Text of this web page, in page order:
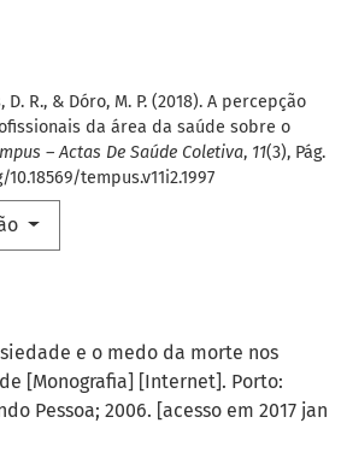
D. R., & Dóro, M. P. (2018). A percepção
da área da saúde sobre o
– Actas De Saúde Coletiva, 11(3), Pág.
tempus.v11i2.1997
e o medo da morte nos
[Monografia] [Internet]. Porto:
Pessoa; 2006. [acesso em 2017 jan